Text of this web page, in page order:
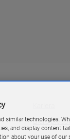
Biuro
Blog Play
similar technologies.
and display content
about your use of